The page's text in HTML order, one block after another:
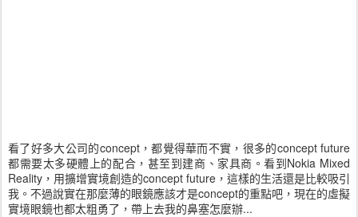
看了好多大公司的concept，都覺得華而不實，很多的concept future
都需要太多硬體上的配合，甚至到建商、家具商。看到Nokia Mixed
Reality，用擴增實境創造的concept future，這樣的生活還是比較吸引
我。不過說實在那麼薄的眼鏡應該才是concept的重點吧，現在的虛擬
實境眼鏡也都太粗勇了，帶上去我的鼻塞怎麼辦...